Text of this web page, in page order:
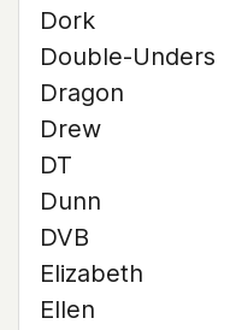
Dork
Double-Unders
Dragon
Drew
DT
Dunn
DVB
Elizabeth
Ellen